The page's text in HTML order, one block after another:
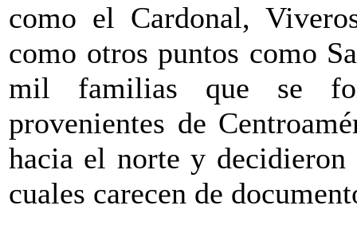
como el Cardonal,
como otros puntos como
mil familias que se
provenientes de
hacia el norte y
cuales carecen de